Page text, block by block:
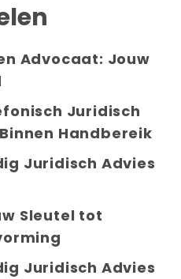
Advocaat: Jouw
Juridisch
Handbereik
Juridisch Advies
Sleutel tot
Juridisch Advies